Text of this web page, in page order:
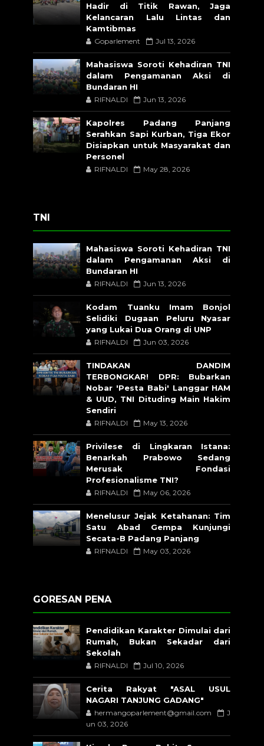
Hadir di Titik Rawan, Jaga
Kelancaran Lalu Lintas dan
Kamtibmas
Goparlement Jul 13, 2026
Mahasiswa Soroti Kehadiran TNI
dalam Pengamanan Aksi di
Bundaran HI
RIFNALDI Jun 13, 2026
Kapolres Padang Panjang
Serahkan Sapi Kurban, Tiga Ekor
Disiapkan untuk Masyarakat dan
Personel
RIFNALDI May 28, 2026
TNI
Mahasiswa Soroti Kehadiran TNI
dalam Pengamanan Aksi di
Bundaran HI
RIFNALDI Jun 13, 2026
Kodam Tuanku Imam Bonjol
Selidiki Dugaan Peluru Nyasar
yang Lukai Dua Orang di UNP
RIFNALDI Jun 03, 2026
TINDAKAN DANDIM
TERBONGKAR! DPR: Bubarkan
Nobar 'Pesta Babi' Langgar HAM
& UUD, TNI Dituding Main Hakim
Sendiri
RIFNALDI May 13, 2026
Privilese di Lingkaran Istana:
Benarkah Prabowo Sedang
Merusak Fondasi
Profesionalisme TNI?
RIFNALDI May 06, 2026
Menelusur Jejak Ketahanan: Tim
Satu Abad Gempa Kunjungi
Secata-B Padang Panjang
RIFNALDI May 03, 2026
GORESAN PENA
Pendidikan Karakter Dimulai dari
Rumah, Bukan Sekadar dari
Sekolah
RIFNALDI Jul 10, 2026
Cerita Rakyat "ASAL USUL
NAGARI TANJUNG GADANG"
hermangoparlement@gmail.com
J
un 03, 2026